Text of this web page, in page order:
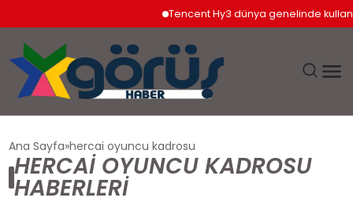
Tencent Hy3 dünya genelinde
EKONOMI
Ana Sayfa hercai oyuncu kadrosu
HERCAI OYUNCU KADROSU
HABERLERI